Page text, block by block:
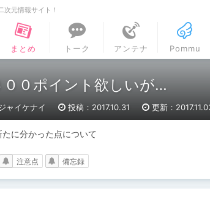
元情報サイト！
ャンネル
まとめ
トーク アンテナ Pommu
００ポイント欲しいが…
ャイケナイ 投稿：2017.10.31 更新：
に分かった点について
注意点 備忘録